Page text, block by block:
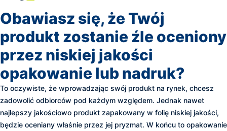
Obawiasz się, że Twój
produkt zostanie źle oceniony
przez niskiej jakości
opakowanie lub nadruk?
To oczywiste, że wprowadzając swój produkt na rynek, chcesz
zadowolić odbiorców pod każdym względem. Jednak nawet
najlepszy jakościowo produkt zapakowany w folię niskiej jakości,
będzie oceniany właśnie przez jej pryzmat. W końcu to opakowanie